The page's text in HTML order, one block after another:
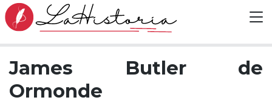
James Butler de
Ormonde